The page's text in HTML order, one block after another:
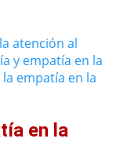
atención al
y empatía en la
empatía en la
en la